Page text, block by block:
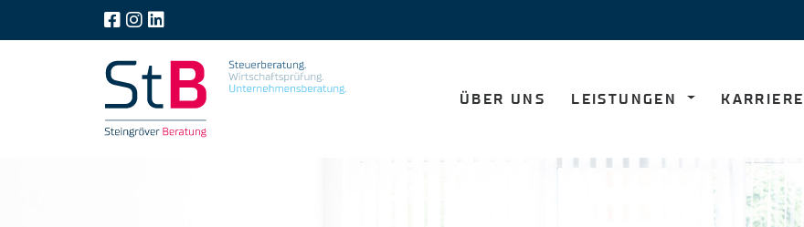
ÜBER UNS LEISTUNGEN KARRIERE